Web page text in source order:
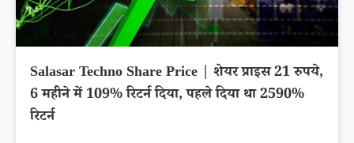
Salasar Techno Share Price | शेयर प्राइस 21 रुपये,
6 महीने में 109% रिटर्न दिया, पहले दिया था 2590%
रिटर्न